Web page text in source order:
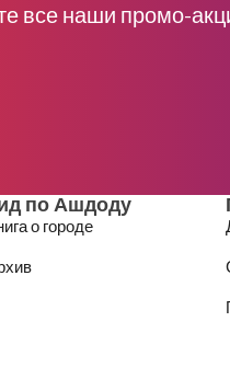
все наши промо-
по Ашдоду
о городе